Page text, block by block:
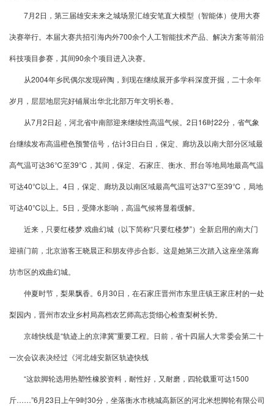
7月2日，第三届雄安未来之城场景汇雄安笔直大模型（智能体）使用大赛
决赛举行。本届大赛共招引海内外700余个人工智能技术产品、解决方案等前沿
科技项目参赛，其间90余个项目进入决赛。
从2004年乡民偶尔发现碎陶，到现在继续展开多学科深度开掘，二十余年
岁月，层层地层完好铺展出华北北部万年文明长卷。
从7月2日起，河北省中南部迎来继续性高温气候。2日16时22分，省气象
台继续发布高温橙色预警信号，估计3日白日，保定、廊坊及以南大部分区域最
高气温可达36℃至39℃，其间，保定、石家庄、衡水、邢台等地局地最高气温
可达40℃以上。4日，保定、廊坊及以南区域最高气温可达37℃至39℃，局地
可达40℃以上。5日，受降水影响，高温气候将显着缓解。
近来，只要红楼梦·戏曲幻城（以下简称“只要红楼梦”）全新启用的南大门
迎禧门前，北京游客王晓晨正和朋友停步合影。这是她第三次踏入这座坐落廊
坊市区的戏曲幻城。
仲夏时节，梨果飘香。6月30日，在石家庄晋州市东里庄镇王家庄村的一处
梨园内，晋州市农业乡村局高档农艺师高志货细心检查梨树长势。
京雄快线是“轨迹上的京津冀”重要工程。日前，省十四届人大常委会第二十
一次会议表决经过《河北雄安新区轨迹快线
“这款脚轮选用热塑性橡胶资料，耐性好，又耐磨，四轮载重可达1500
斤……”6月23日上午9时30分，坐落衡水市桃城高新区的河北米想脚轮有限公司